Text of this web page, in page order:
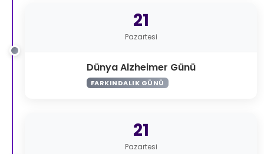
21
Pazartesi
Dünya Alzheimer Günü
FARKINDALIK GÜNÜ
21
Pazartesi